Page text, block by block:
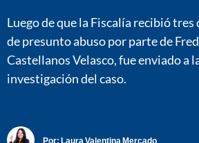
Luego de que la Fiscalía recibió
de presunto abuso por parte de
Castellanos Velasco, fue enviado a
investigación del caso.
Por: Laura Valentina Mercado